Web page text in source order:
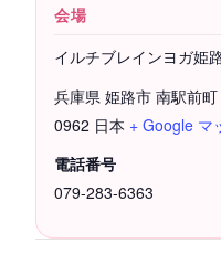
会場
イルチブレインヨガ姫
兵庫県 姫路市 南駅前
0962 日本 + Google マ
電話番号
079-283-6363